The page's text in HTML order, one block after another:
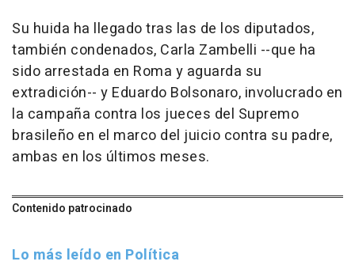
Su huida ha llegado tras las de los diputados,
también condenados, Carla Zambelli --que ha
sido arrestada en Roma y aguarda su
extradición-- y Eduardo Bolsonaro, involucrado en
la campaña contra los jueces del Supremo
brasileño en el marco del juicio contra su padre,
ambas en los últimos meses.
Contenido patrocinado
Lo más leído en Política